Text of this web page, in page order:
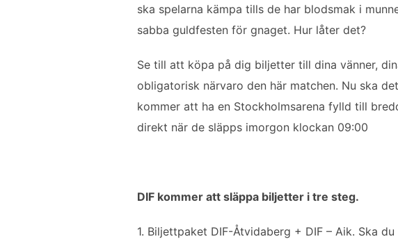
ska spelarna kämpa tills de har blodsmak i
sabba guldfesten för gnaget. Hur låter det?
Se till att köpa på dig biljetter till dina vänner,
obligatorisk närvaro den här matchen. Nu ska
kommer att ha en Stockholmsarena fylld till
direkt när de släpps imorgon klockan 09:00
DIF kommer att släppa biljetter i tre steg.
1. Biljettpaket DIF-Åtvidaberg + DIF – Aik. Ska